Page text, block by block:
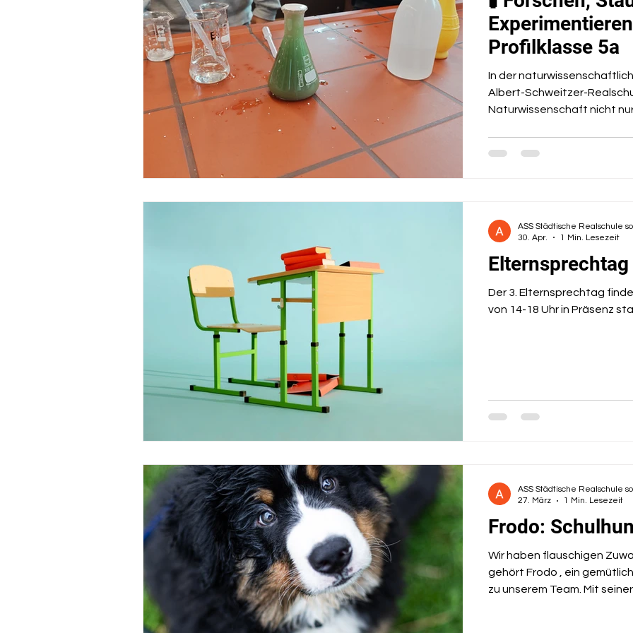
Profilklasse 5a
In der
Albert-Schweitzer-
Naturwissenschaft nicht
kleines Forscherlabor. Die
eigene Entdecken,
gemeinsame F
Der 3. Elternsprechtag
von 14-18 Uhr in Präsenz
ASS Städtische Realschule
30. Apr.
1 Min. Lesezeit
Frodo:
Wir haben flauschigen
gehört Frodo , ein gemütlicher Berner Sennenhund , fest
zu unserem Team. Mit
ASS Städtische Realschule
27. März
1 Min. Lesezeit